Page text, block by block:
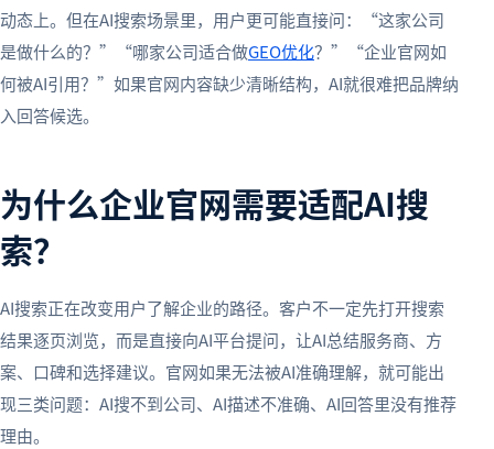
动态上。但在AI搜索场景里，用户更可能直接问：“这家公司
是做什么的？”“哪家公司适合做GEO优化？”“企业官网如
何被AI引用？”如果官网内容缺少清晰结构，AI就很难把品牌纳
入回答候选。
为什么企业官网需要适配AI搜
索？
AI搜索正在改变用户了解企业的路径。客户不一定先打开搜索
结果逐页浏览，而是直接向AI平台提问，让AI总结服务商、方
案、口碑和选择建议。官网如果无法被AI准确理解，就可能出
现三类问题：AI搜不到公司、AI描述不准确、AI回答里没有推荐
理由。